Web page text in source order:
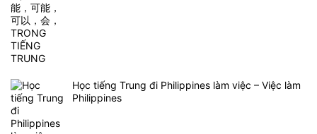
Học tiếng Trung đi Philippines làm việc – Việc làm
Philippines